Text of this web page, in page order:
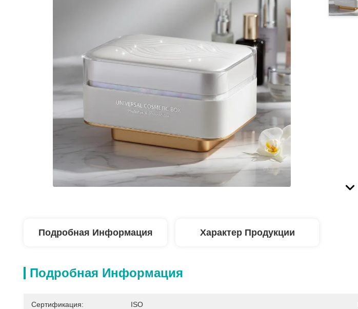
Подробная Информация Характер Продукции
Подробная Информация
Сертификация: ISO